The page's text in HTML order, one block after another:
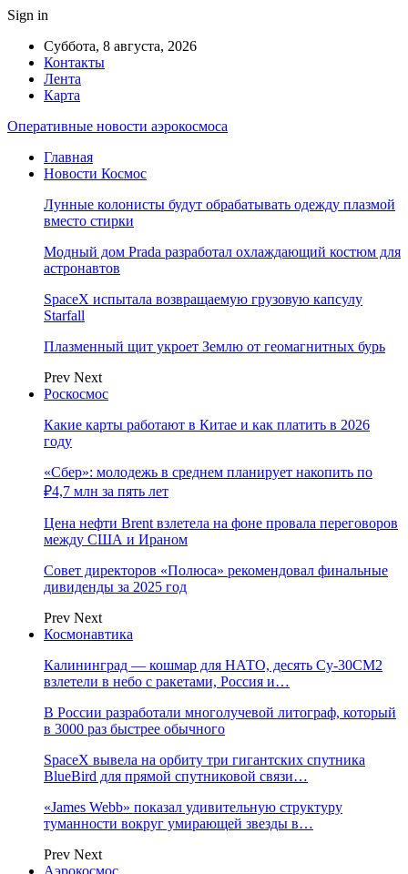
Sign in
Суббота, 8 августа, 2026
Контакты
Лента
Карта
Оперативные новости аэрокосмоса
Главная
Новости Космос
Лунные колонисты будут обрабатывать одежду плазмой
вместо стирки
Модный дом Prada разработал охлаждающий костюм для
астронавтов
SpaceX испытала возвращаемую грузовую капсулу
Starfall
Плазменный щит укроет Землю от геомагнитных бурь
Prev Next
Роскосмос
Какие карты работают в Китае и как платить в 2026
году
«Сбер»: молодежь в среднем планирует накопить по
₽4,7 млн за пять лет
Цена нефти Brent взлетела на фоне провала переговоров
между США и Ираном
Совет директоров «Полюса» рекомендовал финальные
дивиденды за 2025 год
Prev Next
Космонавтика
Калининград — кошмар для НАТО, десять Су-30СМ2
взлетели в небо с ракетами, Россия и…
В России разработали многолучевой литограф, который
в 3000 раз быстрее обычного
SpaceX вывела на орбиту три гигантских спутника
BlueBird для прямой спутниковой связи…
«James Webb» показал удивительную структуру
туманности вокруг умирающей звезды в…
Prev Next
Аэрокосмос